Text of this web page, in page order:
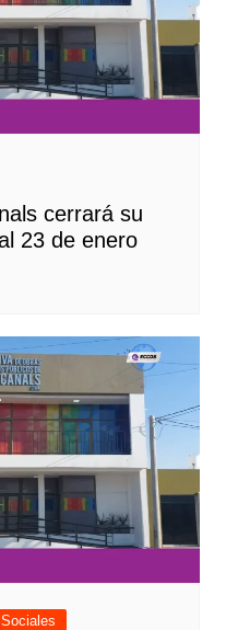
cerrará su
23 de enero
Sociales